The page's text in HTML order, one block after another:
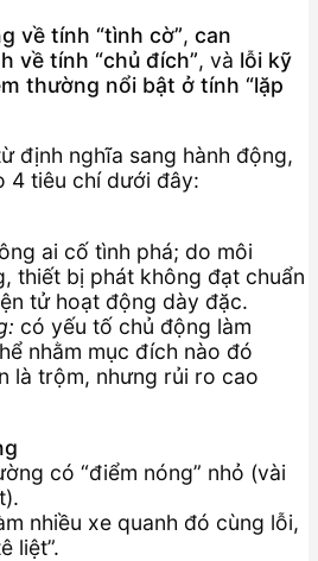
về tính “tình cờ”, can
về tính “chủ đích”, và lỗi kỹ
thường nổi bật ở tính “lặp
định nghĩa sang hành động,
4 tiêu chí dưới đây:
ai cố tình phá; do môi
thiết bị phát không đạt chuẩn
tử hoạt động dày đặc.
có yếu tố chủ động làm
nhằm mục đích nào đó
là trộm, nhưng rủi ro cao
có “điểm nóng” nhỏ (vài
nhiều xe quanh đó cùng lỗi,
liệt”.